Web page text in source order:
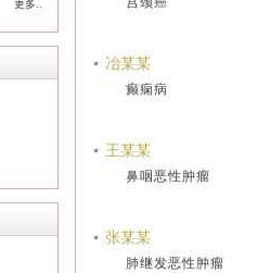
更多..
冶某某
癫痫病
王某某
鼻咽恶性肿瘤
张某某
肺继发恶性肿瘤